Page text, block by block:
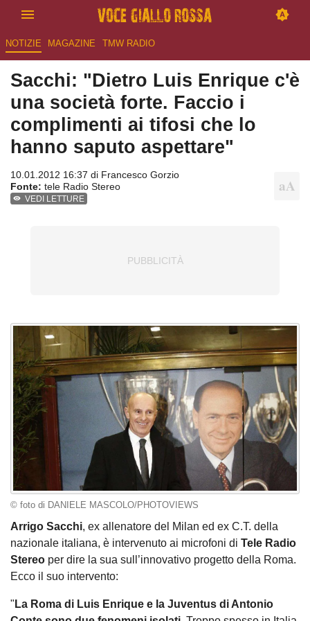
NOTIZIE MAGAZINE TMW RADIO
Sacchi: "Dietro Luis Enrique c'è
una società forte. Faccio i
complimenti ai tifosi che lo
hanno saputo aspettare"
10.01.2012 16:37 di Francesco Gorzio
Fonte: tele Radio Stereo
VEDI LETTURE
© foto di DANIELE MASCOLO/PHOTOVIEWS
Arrigo Sacchi, ex allenatore del Milan ed ex C.T. della
nazionale italiana, è intervenuto ai microfoni di Tele Radio
Stereo per dire la sua sull’innovativo progetto della Roma.
Ecco il suo intervento:
" La Roma di Luis Enrique e la Juventus di Antonio